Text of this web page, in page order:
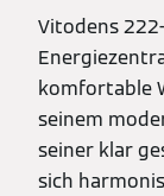
Vitodens
komfortable
seinem
seiner klar
sich